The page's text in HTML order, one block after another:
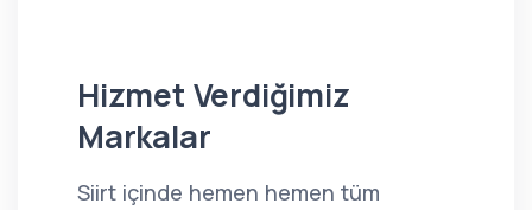
Hizmet Verdiğimiz
Markalar
Siirt içinde hemen hemen tüm